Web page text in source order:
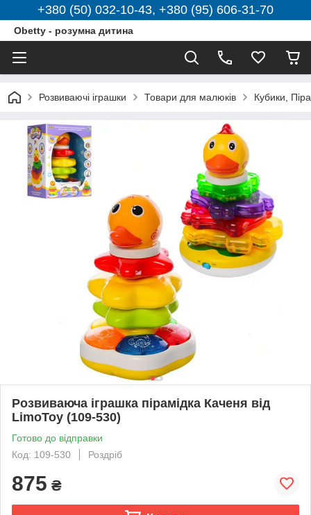
+380 (50) 032-10-43, +380 (95) 606-31-70
Obetty - розумна дитина
Розвиваючі іграшки Товари для малюків Кубики,
Розвиваюча іграшка пірамідка Каченя від
LimoToy (109-530)
Готово до відправки
Код: 109-530
Роздріб
875 ₴